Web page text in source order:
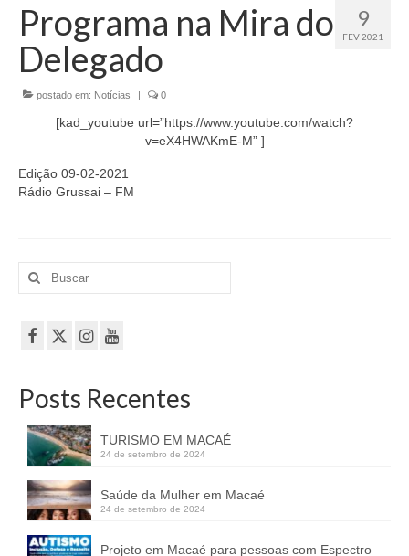
QUEM SOU
INFORMATIVO
TEAM
MANDATO
EMENDAS
AGENDA
9
FEV 2021
Programa na Mira do
Delegado
postado em: Notícias | 0
[kad_youtube url=”https://www.youtube.com/watch?
v=eX4HWAKmE-M” ]
Edição 09-02-2021
Rádio Grussai – FM
Buscar
por:
Posts Recentes
TURISMO EM MACAÉ
24 de setembro de 2024
Saúde da Mulher em Macaé
24 de setembro de 2024
Projeto em Macaé para pessoas com Espectro